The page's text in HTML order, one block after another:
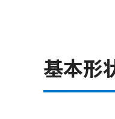
基本形